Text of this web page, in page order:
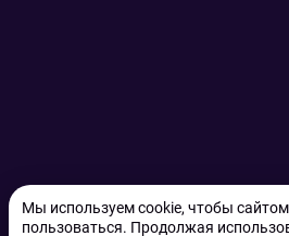
Мы используем cookie, чтобы
пользоваться. Продолжая